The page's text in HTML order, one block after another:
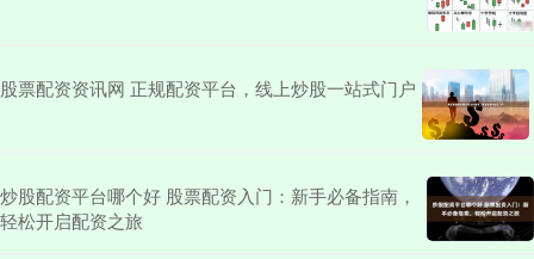
股票配资资讯网 正规配资平台，线上炒股一站式门户
炒股配资平台哪个好 股票配资入门：新手必备指南，
轻松开启配资之旅